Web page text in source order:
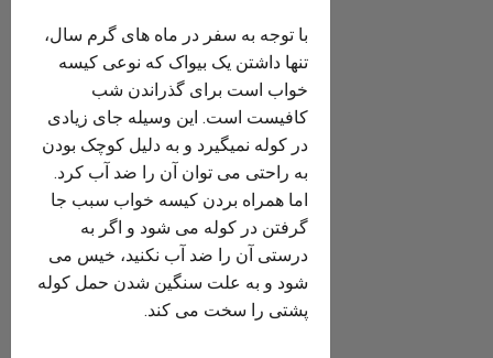
با توجه به سفر در ماه های گرم سال،
تنها داشتن یک بیواک که نوعی کیسه
خواب است برای گذراندن شب
کافیست است. این وسیله جای زیادی
در کوله نمیگیرد و به دلیل کوچک بودن
به راحتی می توان آن را ضد آب کرد.
اما همراه بردن کیسه خواب سبب جا
گرفتن در کوله می شود و اگر به
درستی آن را ضد آب نکنید، خیس می
شود و به علت سنگین شدن حمل کوله
پشتی را سخت می کند.